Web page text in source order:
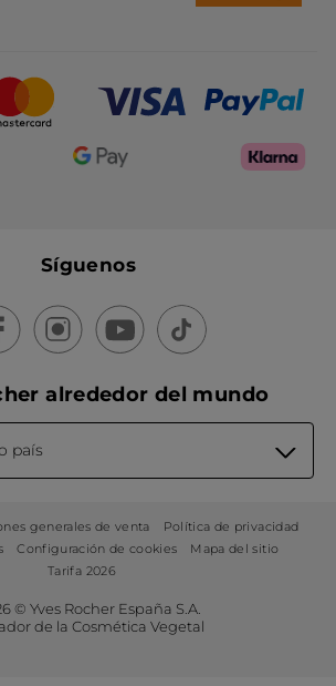
Síguenos
alrededor del mundo
país
generales de venta
Política de privacidad
Configuración de cookies
Mapa del sitio
Tarifa 2026
© Yves Rocher España S.A.
de la Cosmética Vegetal